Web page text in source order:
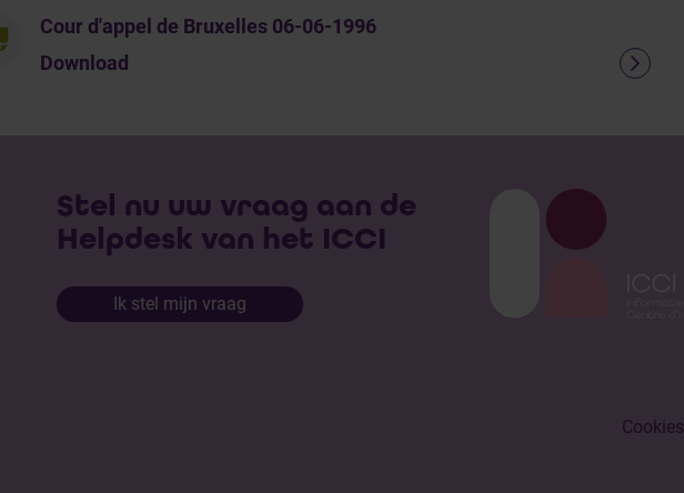
Cour d'appel de Bruxelles 06-06-1996
Download
Stel nu uw vraag aan de
Helpdesk van het ICCI
Ik stel mijn vraag
Cookies